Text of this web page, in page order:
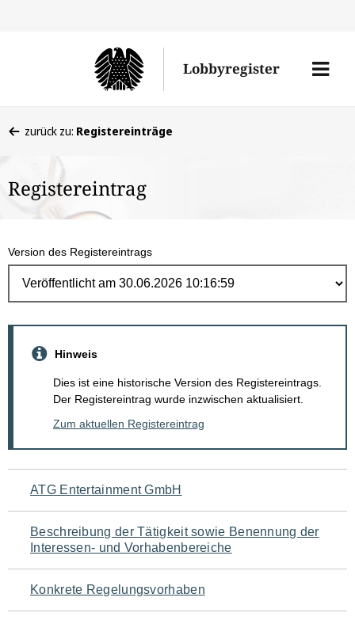
Lobbyregister
Menü
befinden
hier:
zurück zu: Registereinträge
Registereintrag
Version des Registereintrags
Hinweis
Dies ist eine historische Version des Registereintrags.
Der Registereintrag wurde inzwischen aktualisiert.
Zum aktuellen Registereintrag
Navigation
für
den
Seiteninhalt
ATG Entertainment GmbH
Beschreibung der Tätigkeit sowie Benennung der
Interessen- und Vorhabenbereiche
Konkrete Regelungsvorhaben